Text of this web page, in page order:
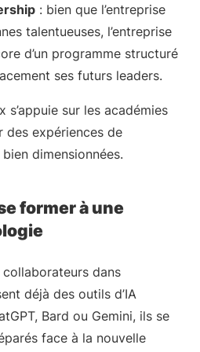
: bien que l’entreprise
talentueuses, l’entreprise
d’un programme structuré
ses futurs leaders.
s’appuie sur les académies
des expériences de
dimensionnées.
former à une
dans
déjà des outils d’IA
Bard ou Gemini, ils se
face à la nouvelle